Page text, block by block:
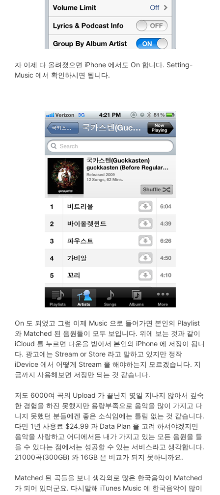
자 이제 다 올려졌으면 iPhone 에서도 On 합니다. Setting-
Music 에서 확인하시면 됩니다.
On 도 되었고 그럼 이제 Music 으로 들어가면 본인의 Playlist
와 Matched 된 음원들이 모두 보입니다. 위에 보는 것과 같이
iCloud 를 누르면 다운을 받아서 본인의 iPhone 에 저장이 됩니
다. 광고에는 Stream or Store 라고 말하고 있지만 정작
iDevice 에서 어떻게 Stream 을 해야하는지 모르겠습니다. 지
금까지 사용해보면 저장만 되는 것 같습니다.
저도 6000여 곡의 Upload 가 끝난지 몇일 지나지 않아서 깊숙
한 경험을 하진 못했지만 용량부족으로 음악을 많이 가지고 다
니지 못했던 분들에겐 좋은 소식임에는 틀림 없는 것 같습니다.
다만 1년 사용료 $24.99 과 Data Plan 을 고려 하셔야겠지만
음악을 사랑하고 어디에서든 내가 가지고 있는 모든 음원을 들
을 수 있다는 점에서는 성공할 수 있는 서비스라고 생각합니다.
21000곡(300GB) 와 16GB 은 비교가 되지 못하니까요.
Matched 된 곡들을 보니 생각외로 많은 한국음악이 Matched
가 되어 있더군요. 다시말해 iTunes Music 에 한국음악이 많이